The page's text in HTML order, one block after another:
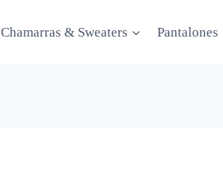
Chamarras & Sweaters Pantalones